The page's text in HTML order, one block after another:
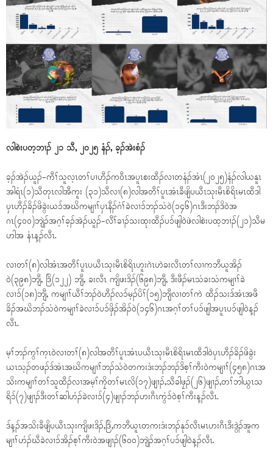
လါစဲးပတ့ဘၢၣ် ၂၁ သီ, ၂၀၂၅ နံၣ်, ခ့ၣ်အဲးစံၣ်
ခ့ၣ်အဲၣ်ယူၣ်-ကီၢ်သူလ့ၤတၢ်ပၢဟီၣ်ကဝီၤအပူၤစးထီၣ်လၢတနံၣ်အံၤ(၂၀၂၅)နံၣ်လါယနူၤ
အါရံၤ(၁)သီတုၤလါအီကူး (၃၁)သီလၢ(၈)လါအတီၢ်ပူၤအံၤခီဖျိပယီၤသုးမီၤစိရိၤမၤထီဒါ
ပှၤဟီၣ်ခိၣ်ဖိခွဲးယၥ်အဃိကမျၢၢ်ပှၤနီၣ်ဂံၢ်ခဲလၢၥ်ဘၣ်သံဝဲ(၁၄၆)ဂၤဒီးဘၣ်ဒိဝဲအ
ဂၤ(၄၀၀)ဘျဲၣ်အဂ့ၢ်ခ့ၣ်အဲၣ်ယူၣ်-လီၢ်ခၢၣ်သးထုးထီၣ်ပၥ်ဖျါဝဲဖဲလါစဲးပထ့ဘၢၣ်(၂၁)သီမ
ဟါအ နံၤန့ၣ်လီၤ.
လၢတၢ်(၈)လါအံၤအတီၢ်ပူၤပယီၤသုးမီၤစိရိၤဟူးဂဲၤဟဲခးလီၤတၢ်လၢကဘီယူအိၣ်
ဝဲ(၃၉၈)ဘျီ, ဒြိ(၁၂၂) ဘျီ, ခးလီၤ ကျိဖးဒိၣ်(၆၉၈)ဘျီ, ဒီးဖီၣ်မၤသံခးသံကမျၢၢ်ခဲ
လၢၥ်(၁၈)ဘျီ, ကမျၢၢ်ယီၢ်ဘၣ်ဝဲဟီၣ်လၥ်မ့ၣ်ပိၢ်(၁၅)ဘျီလၢတၢ်ကဲ ထီၣ်သးဒ်အံၤအဖီ
ခိၣ်အဃိဘၣ်သံဝဲကမျၢၢ်ခဲလၢၥ်ပၥ်ဖှိၣ်အိၣ်ဝဲ(၁၄၆)ဂၤအဂ့ၢ်တၢ်ပၥ်ဖျါအပူၤပၥ်ဖျါဝဲန့ၣ်
လီၤ.
မ့ၢ်ဘၣ်ကွၢ်က့ၤဝဲလၢတၢ်(၈)လါအတီၢ်ပူၤအံၤပယီၤသုးမီၤစိရိၤမၤထီဒါဝဲပှၤဟီၣ်ခိၣ်ဖိခွဲး
ယၤသ့ၣ်တဖၣ်ဒ်အံၤအဃိကမျၢၢ်ဘၣ်သံဝဲတကးဒံးဘၣ်ဘၣ်ဒိစ့ၢ်ကီးဝဲကမျၢၢ်(၄၅၈)ဂၤအ
သိးကမျၢၢ်တၢ်သူထီၣ်လၢအမ့ၢ်ကၠိတၢ်မၤလိ(၁၇)ဖျၢၣ်,သီခါဖၠၣ်(၂၆)ဖျၢၣ်,တၢ်ဘါယွၤသ
ရိၥ်(၇)ဖျၢၣ်ဒီးတၢ်ဆါဟံၣ်ခဲလၢၥ်(၄)ဖျၢၣ်ဘၣ်ဟးဂီၤကွံၥ်ဝဲစ့ၢ်ကီးန့ၣ်လီၤ.
ဒ်န့ၣ်အသိးခီဖျိပယီၤသုးကျိဖးဒိၣ်,ဒြိ,ကဘီယူၤတကးဒံးဘၣ်နုၥ်လီၤမၤဟးဂီၤဒီးဒွဲၣ်အူက
မျၢၢ်ဟံၣ်ဃီခဲလၢၥ်အိၣ်စ့ၢ်ကီးဝဲအဖျၢၣ်(၆၀၀)ဘျဲၣ်အဂ့ၢ်ပၥ်ဖျါဝဲန့ၣ်လီၤ.